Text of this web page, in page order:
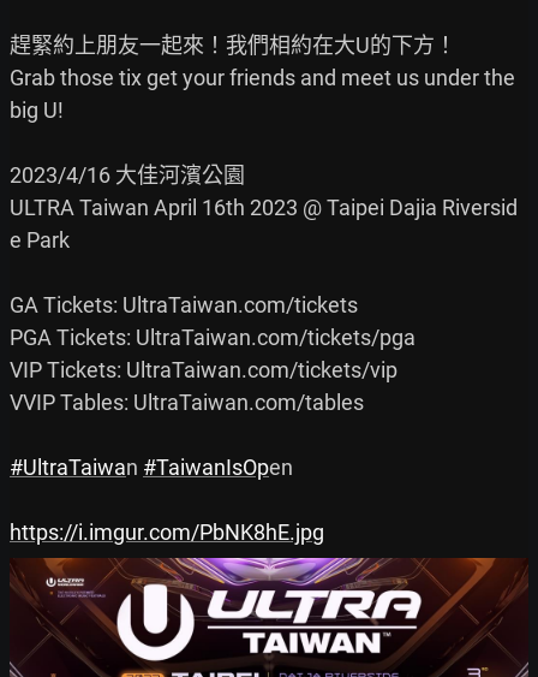
趕緊約上朋友一起來！我們相約在大U的下方！
Grab those tix get your friends and meet us under the
big U!
2023/4/16 大佳河濱公園
ULTRA Taiwan April 16th 2023 @ Taipei Dajia Riversid
e Park
GA Tickets: UltraTaiwan.com/tickets
PGA Tickets: UltraTaiwan.com/tickets/pga
VIP Tickets: UltraTaiwan.com/tickets/vip
VVIP Tables: UltraTaiwan.com/tables
#UltraTaiwan #TaiwanIsOpen
https://i.imgur.com/PbNK8hE.jpg